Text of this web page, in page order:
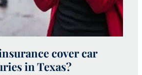
cover car
in Texas?